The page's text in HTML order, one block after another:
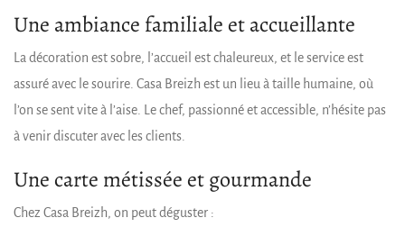
Une ambiance familiale et accueillante
La décoration est sobre, l’accueil est chaleureux, et le service est
assuré avec le sourire. Casa Breizh est un lieu à taille humaine, où
l’on se sent vite à l’aise. Le chef, passionné et accessible, n’hésite pas
à venir discuter avec les clients.
Une carte métissée et gourmande
Chez Casa Breizh, on peut déguster :